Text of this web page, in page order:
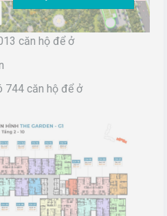
căn hộ để ở
744 căn hộ để ở